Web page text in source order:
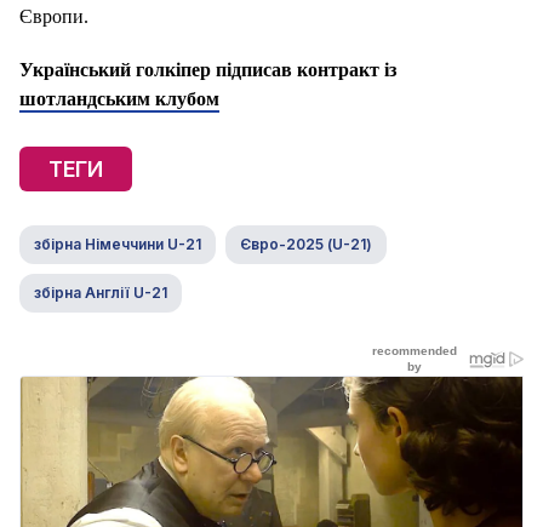
Європи.
Український голкіпер підписав контракт із
шотландським клубом
ТЕГИ
збірна Німеччини U-21 Євро-2025 (U-21)
збірна Англії U-21